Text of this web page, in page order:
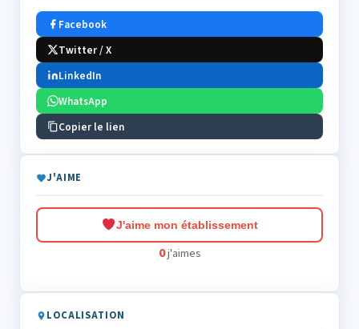
Facebook
Twitter / X
LinkedIn
WhatsApp
Copier le lien
J'AIME
J'aime mon établissement
0j'aimes
LOCALISATION